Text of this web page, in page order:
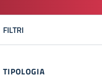
FILTRI
TIPOLOGIA